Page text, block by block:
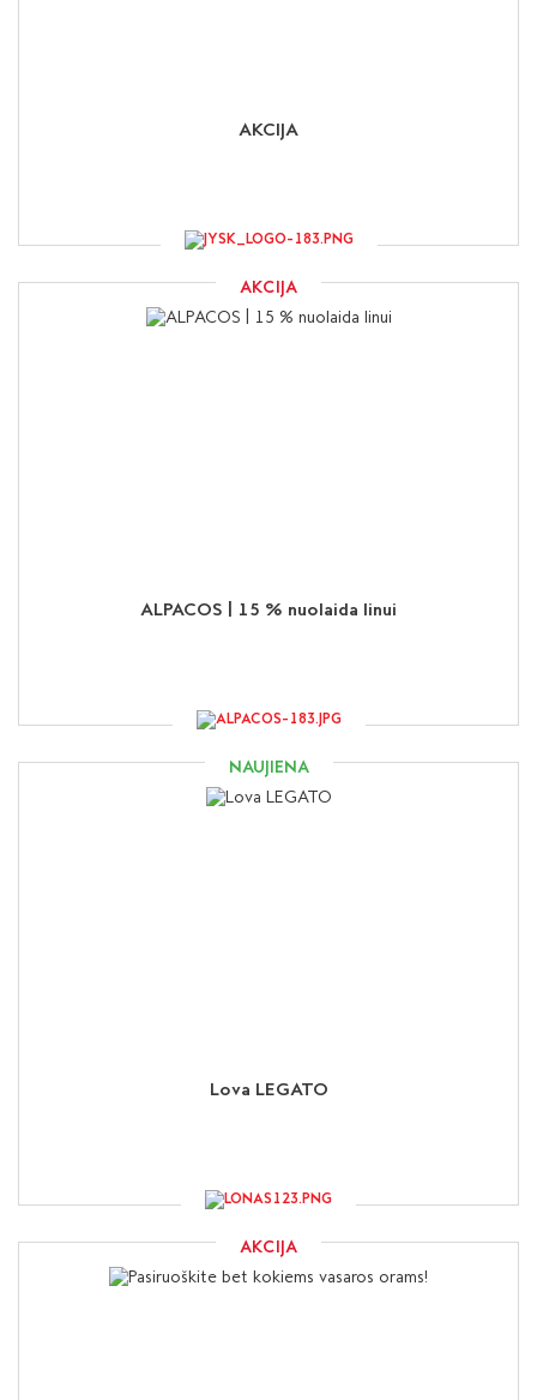
AKCIJA
AKCIJA
ALPACOS | 15 % nuolaida linui
NAUJIENA
Lova LEGATO
AKCIJA